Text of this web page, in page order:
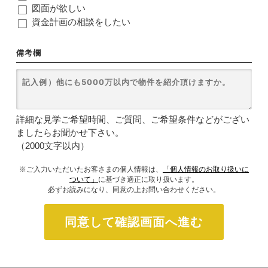
図面が欲しい
資金計画の相談をしたい
備考欄
詳細な見学ご希望時間、ご質問、ご希望条件などがござい
ましたらお聞かせ下さい。
（2000文字以内）
※ご入力いただいたお客さまの個人情報は、
「個人情報のお取り扱いに
ついて」 に基づき適正に取り扱います。
必ずお読みになり、同意の上お問い合わせください。
同意して確認画面へ進む